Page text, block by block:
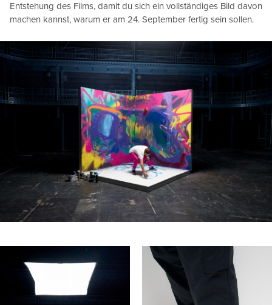
Entstehung des Films, damit du sich ein vollständiges Bild davon
machen kannst, warum er am 24. September fertig sein sollen.